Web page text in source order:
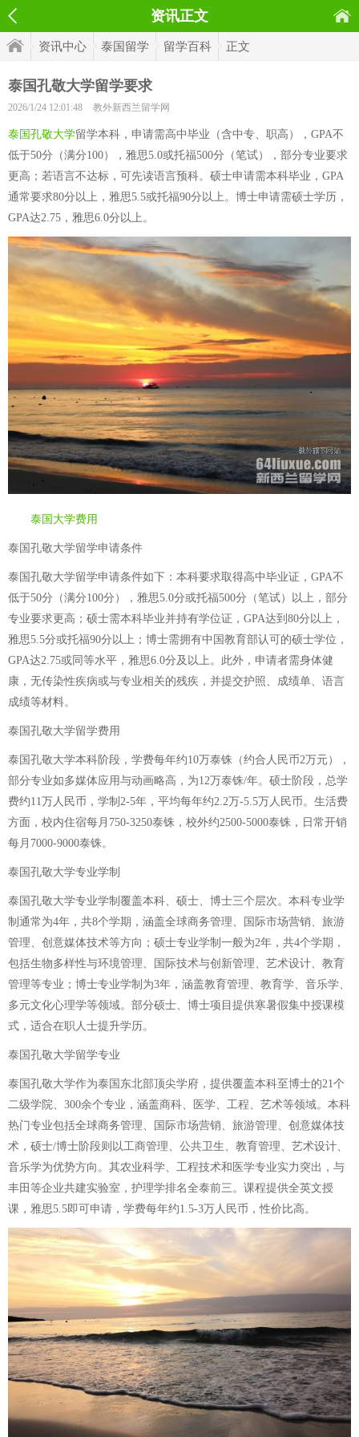
资讯正文
资讯中心 泰国留学 留学百科 正文
泰国孔敬大学留学要求
2026/1/24 12:01:48 教外新西兰留学网
泰国孔敬大学留学本科，申请需高中毕业（含中专、职高），GPA不
低于50分（满分100），雅思5.0或托福500分（笔试），部分专业要求
更高；若语言不达标，可先读语言预科。硕士申请需本科毕业，GPA
通常要求80分以上，雅思5.5或托福90分以上。博士申请需硕士学历，
GPA达2.75，雅思6.0分以上。
泰国大学费用
泰国孔敬大学留学申请条件
泰国孔敬大学留学申请条件如下：本科要求取得高中毕业证，GPA不
低于50分（满分100分），雅思5.0分或托福500分（笔试）以上，部分
专业要求更高；硕士需本科毕业并持有学位证，GPA达到80分以上，
雅思5.5分或托福90分以上；博士需拥有中国教育部认可的硕士学位，
GPA达2.75或同等水平，雅思6.0分及以上。此外，申请者需身体健
康，无传染性疾病或与专业相关的残疾，并提交护照、成绩单、语言
成绩等材料。
泰国孔敬大学留学费用
泰国孔敬大学本科阶段，学费每年约10万泰铢（约合人民币2万元），
部分专业如多媒体应用与动画略高，为12万泰铢/年。硕士阶段，总学
费约11万人民币，学制2-5年，平均每年约2.2万-5.5万人民币。生活费
方面，校内住宿每月750-3250泰铢，校外约2500-5000泰铢，日常开销
每月7000-9000泰铢。
泰国孔敬大学专业学制
泰国孔敬大学专业学制覆盖本科、硕士、博士三个层次。本科专业学
制通常为4年，共8个学期，涵盖全球商务管理、国际市场营销、旅游
管理、创意媒体技术等方向；硕士专业学制一般为2年，共4个学期，
包括生物多样性与环境管理、国际技术与创新管理、艺术设计、教育
管理等专业；博士专业学制为3年，涵盖教育管理、教育学、音乐学、
多元文化心理学等领域。部分硕士、博士项目提供寒暑假集中授课模
式，适合在职人士提升学历。
泰国孔敬大学留学专业
泰国孔敬大学作为泰国东北部顶尖学府，提供覆盖本科至博士的21个
二级学院、300余个专业，涵盖商科、医学、工程、艺术等领域。本科
热门专业包括全球商务管理、国际市场营销、旅游管理、创意媒体技
术，硕士/博士阶段则以工商管理、公共卫生、教育管理、艺术设计、
音乐学为优势方向。其农业科学、工程技术和医学专业实力突出，与
丰田等企业共建实验室，护理学排名全泰前三。课程提供全英文授
课，雅思5.5即可申请，学费每年约1.5-3万人民币，性价比高。